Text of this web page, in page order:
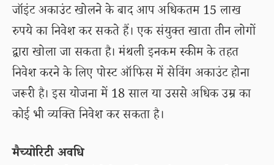
जॉइंट अकाउंट खोलने के बाद आप अधिकतम 15 लाख
रुपये का निवेश कर सकते हैं। एक संयुक्त खाता तीन लोगों
द्वारा खोला जा सकता है। मंथली इनकम स्कीम के तहत
निवेश करने के लिए पोस्ट ऑफिस में सेविंग अकाउंट होना
जरूरी है। इस योजना में 18 साल या उससे अधिक उम्र का
कोई भी व्यक्ति निवेश कर सकता है।
मैच्योरिटी अवधि